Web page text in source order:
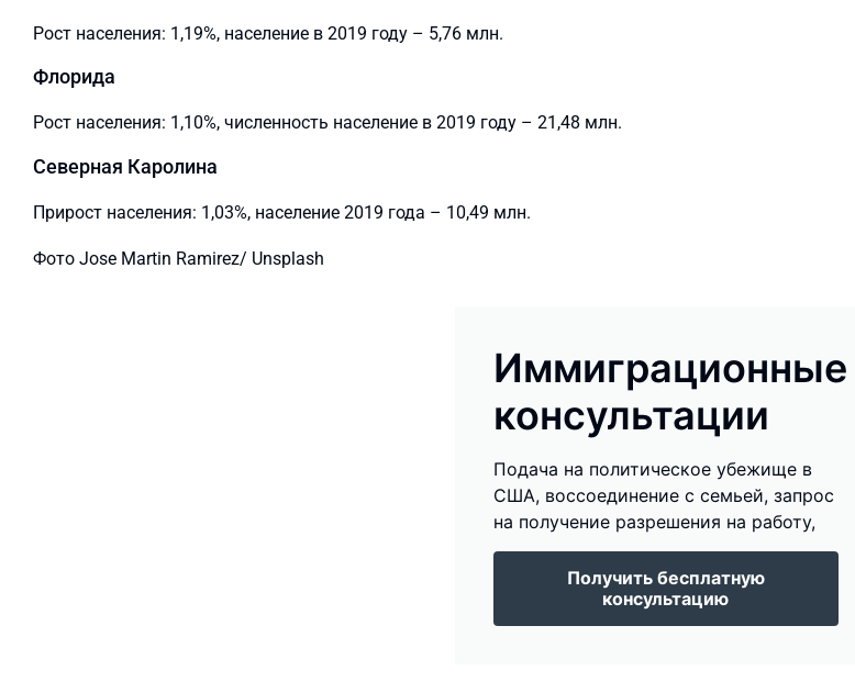
Рост населения: 1,19%, население в 2019 году – 5,76 млн.
Флорида
Рост населения: 1,10%, численность население в 2019 году – 21,48 млн.
Северная Каролина
Прирост населения: 1,03%, население 2019 года – 10,49 млн.
Фото Jose Martin Ramirez/ Unsplash
Иммиграционные
консультации
Подача на политическое убежище в
США, воссоединение с семьей, запрос
на получение разрешения на работу,
Получить бесплатную
консультацию